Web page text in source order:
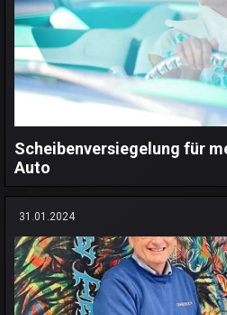
Scheibenversiegelung für
Auto
31.01.2024